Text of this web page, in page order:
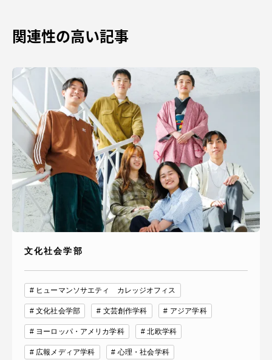
関連性の高い記事
文化社会学部
ヒューマンソサエティ カレッジオフィス
文化社会学部 文芸創作学科 アジア学科
ヨーロッパ・アメリカ学科 北欧学科
広報メディア学科 心理・社会学科
TOKAIスポーツ
ニュースリリース
卒業にあたってのアンケート
教育研究上の目的及び養成する人材像と３つの
ポリシー